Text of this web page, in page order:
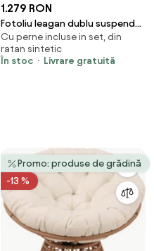
1.279 RON
Fotoliu leagan dublu suspendat
în formă de ou cu suport,
hamac pentru terasă,
balansoar pentru 2 persoane,
Cu perne incluse in set, din
ratan sintetic
În stoc
Livrare gratuită
Promo: produse de grădină
-13 %